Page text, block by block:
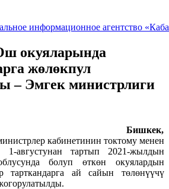
окуяларында
жөлөкпул
– Эмгек министрлиги
Бишкек,
кабинетинин токтому менен
1-августунан тартып 2021-жылдын
болуп өткөн окуялардын
тарткандарга ай сайын төлөнүүчү